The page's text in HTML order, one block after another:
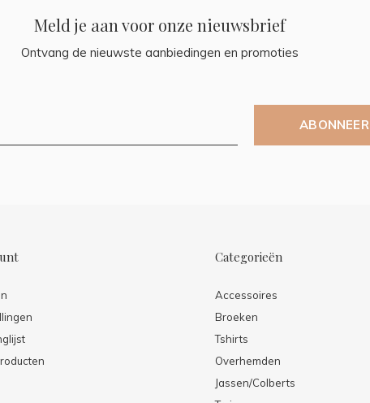
Meld je aan voor onze nieuwsbrief
Ontvang de nieuwste aanbiedingen en promoties
ABONNEER
Categorieën
Accessoires
Broeken
Tshirts
Overhemden
Jassen/Colberts